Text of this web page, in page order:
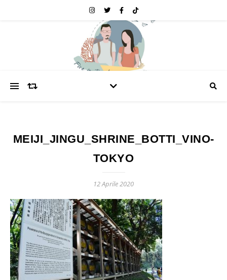
MEIJI_JINGU_SHRINE_BOTTI_VINO-
TOKYO
12 Aprile 2020